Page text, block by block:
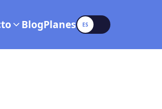
BlogPlanes Language